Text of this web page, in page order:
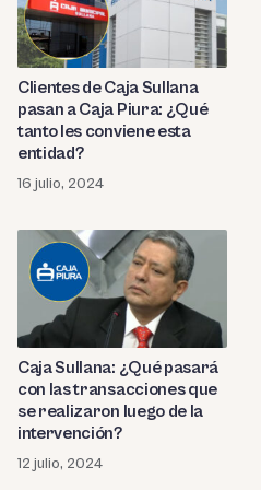
Clientes de Caja Sullana
pasan a Caja Piura: ¿Qué
tanto les conviene esta
entidad?
16 julio, 2024
Caja Sullana: ¿Qué pasará
con las transacciones que
se realizaron luego de la
intervención?
12 julio, 2024